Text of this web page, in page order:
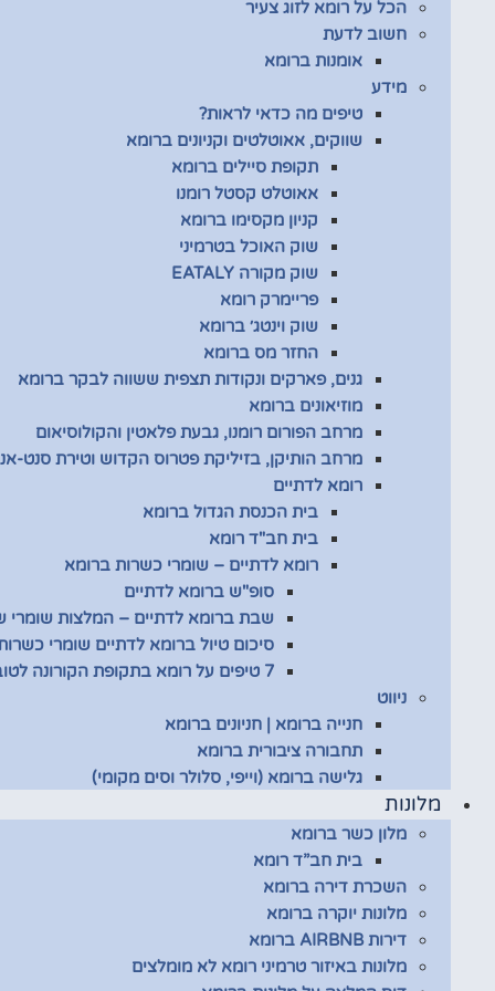
הכל על רומא לזוג צעיר
חשוב לדעת
אומנות ברומא
מידע
טיפים מה כדאי לראות?
שווקים, אאוטלטים וקניונים ברומא
תקופת סיילים ברומא
אאוטלט קסטל רומנו
קניון מקסימו ברומא
שוק האוכל בטרמיני
שוק מקורה EATALY
פריימרק רומא
שוק וינטג׳ ברומא
החזר מס ברומא
גנים, פארקים ונקודות תצפית ששווה לבקר ברומא
מוזיאונים ברומא
מרחב הפורום רומנו, גבעת פלאטין והקולוסיאום
מרחב הותיקן, בזיליקת פטרוס הקדוש וטירת סנט-
רומא לדתיים
בית הכנסת הגדול ברומא
בית חב"ד רומא
רומא לדתיים – שומרי כשרות ברומא
סופ"ש ברומא לדתיים
שבת ברומא לדתיים – המלצות שומרי
סיכום טיול ברומא לדתיים שומרי
7 טיפים על רומא בתקופת הקורונה לטובת שומרי כשרות
ניווט
חנייה ברומא | חניונים ברומא
תחבורה ציבורית ברומא
גלישה ברומא (וייפי, סלולר וסים מקומי)
מלונות
מלון כשר ברומא
בית חב”ד רומא
השכרת דירה ברומא
מלונות יוקרה ברומא
דירות AIRBNB ברומא
מלונות באיזור טרמיני רומא לא מומלצים